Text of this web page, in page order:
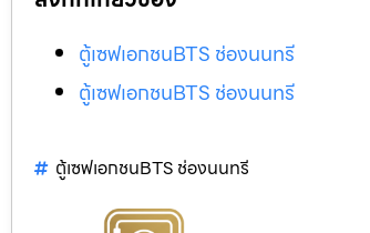
ตู้เซฟเอกชนBTS ช่องนนทรี
ตู้เซฟเอกชนBTS ช่องนนทรี
ตู้เซฟเอกชนBTS ช่องนนทรี